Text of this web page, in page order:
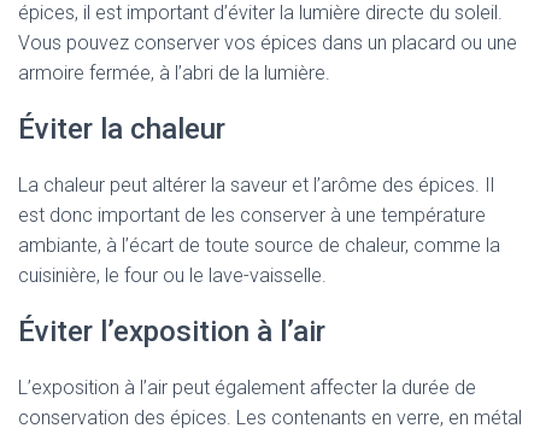
épices, il est important d’éviter la lumière directe du soleil.
Vous pouvez conserver vos épices dans un placard ou une
armoire fermée, à l’abri de la lumière.
Éviter la chaleur
La chaleur peut altérer la saveur et l’arôme des épices. Il
est donc important de les conserver à une température
ambiante, à l’écart de toute source de chaleur, comme la
cuisinière, le four ou le lave-vaisselle.
Éviter l’exposition à l’air
L’exposition à l’air peut également affecter la durée de
conservation des épices. Les contenants en verre, en métal